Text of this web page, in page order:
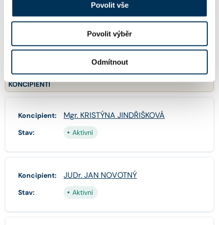
Povolit vše
Povolit výběr
Odmítnout
Společník: JUDr. ŠTĚPÁN VENCL, Ph.D.
Aktivní
KONCIPIENTI
Koncipient: Mgr. KRISTÝNA JINDŘIŠKOVÁ
Stav: Aktivní
Koncipient: JUDr. JAN NOVOTNÝ
Stav: Aktivní